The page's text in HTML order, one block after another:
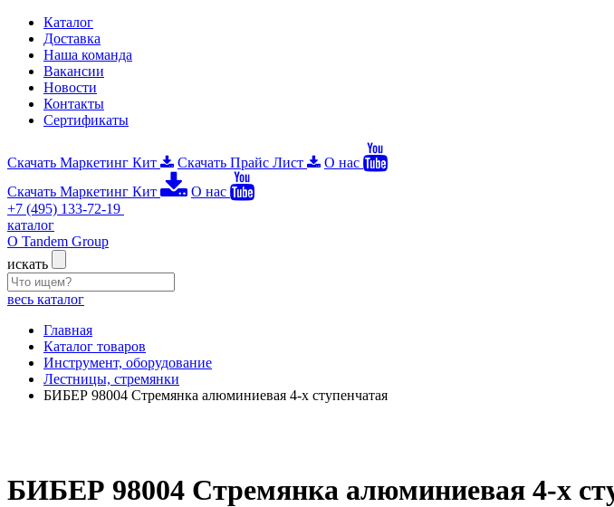
Каталог
Доставка
Наша команда
Вакансии
Новости
Контакты
Сертификаты
Скачать Маркетинг Кит Скачать Прайс Лист
О нас
Скачать Маркетинг Кит
О нас
+7 (495) 133-72-19
каталог
О Tandem Group
искать
весь каталог
Главная
Каталог товаров
Инструмент, оборудование
Лестницы, стремянки
БИБЕР 98004 Стремянка алюминиевая 4-х ступенчатая
БИБЕР 98004 Стремянка алюминиевая 4-х